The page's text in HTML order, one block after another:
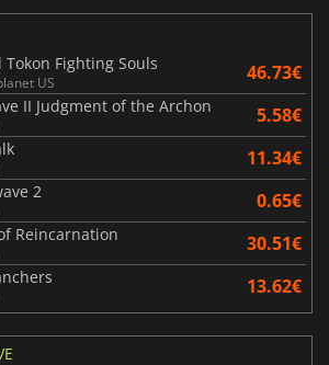
Tokon Fighting Souls
US 46.73€
II Judgment of the Archon 5.58€
11.34€
2 0.65€
Reincarnation 30.51€
13.62€